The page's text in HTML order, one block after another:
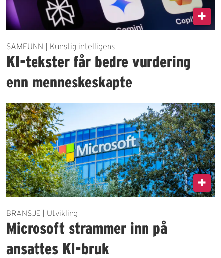
SAMFUNN | Kunstig intelligens
KI-tekster får bedre vurdering
enn menneskeskapte
BRANSJE | Utvikling
Microsoft strammer inn på
ansattes KI-bruk